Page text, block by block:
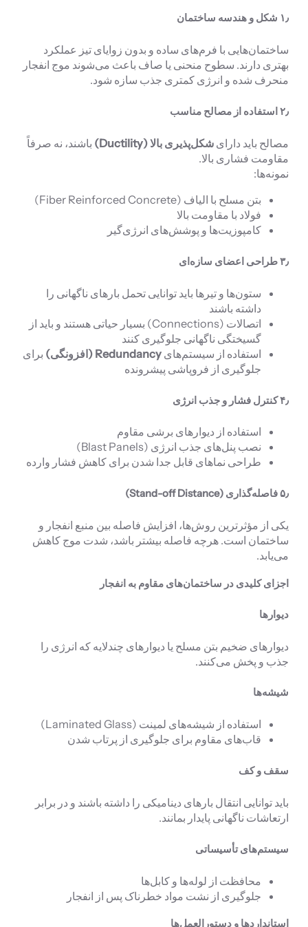
۱٫ شکل و هندسه ساختمان
ساختمان‌هایی با فرم‌های ساده و بدون زوایای تیز عملکرد
بهتری دارند. سطوح منحنی یا صاف باعث می‌شوند موج انفجار
منحرف شده و انرژی کمتری جذب سازه شود.
۲٫ استفاده از مصالح مناسب
مصالح باید دارای شکل‌پذیری بالا (Ductility)
باشند، نه صرفاً
مقاومت فشاری بالا.
نمونه‌ها:
بتن مسلح با الیاف (Fiber Reinforced Concrete)
فولاد با مقاومت بالا
کامپوزیت‌ها و پوشش‌های انرژی‌گیر
۳٫ طراحی اعضای سازه‌ای
ستون‌ها و تیرها باید توانایی تحمل بارهای ناگهانی را
داشته باشند
اتصالات (Connections) بسیار حیاتی هستند و باید از
گسیختگی ناگهانی جلوگیری کنند
استفاده از سیستم‌های Redundancy (افزونگی)
برای
جلوگیری از فروپاشی پیشرونده
۴٫ کنترل فشار و جذب انرژی
استفاده از دیوارهای برشی مقاوم
نصب پنل‌های جذب انرژی (Blast Panels)
طراحی نماهای قابل جدا شدن برای کاهش فشار وارده
۵٫ فاصله‌گذاری (Stand-off Distance)
یکی از مؤثرترین روش‌ها، افزایش فاصله بین منبع انفجار و
ساختمان است. هرچه فاصله بیشتر باشد، شدت موج کاهش
می‌یابد.
اجزای کلیدی در ساختمان‌های مقاوم به انفجار
دیوارها
دیوارهای ضخیم بتن مسلح یا دیوارهای چندلایه که انرژی را
جذب و پخش می‌کنند.
شیشه‌ها
استفاده از شیشه‌های لمینت (Laminated Glass)
قاب‌های مقاوم برای جلوگیری از پرتاب شدن
سقف و کف
باید توانایی انتقال بارهای دینامیکی را داشته باشند و در برابر
ارتعاشات ناگهانی پایدار بمانند.
سیستم‌های تأسیساتی
محافظت از لوله‌ها و کابل‌ها
جلوگیری از نشت مواد خطرناک پس از انفجار
استانداردها و دستورالعمل‌ها